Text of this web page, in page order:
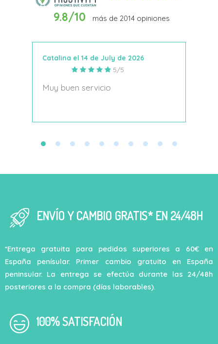
9.8/10 más de 2014opiniones
Catalina el 14 de July de 2026
5/5
Muy buen servicio
ENVÍO Y CAMBIO GRATIS* EN 24/48H
*Entrega gratuita para pedidos superiores a 60€ en
España penísular. Primer cambio gratuito en España
peninsular. La entrega se efectúa durante las 24/48h
posteriores a la compra (días laborables).
100% SATISFACIÓN